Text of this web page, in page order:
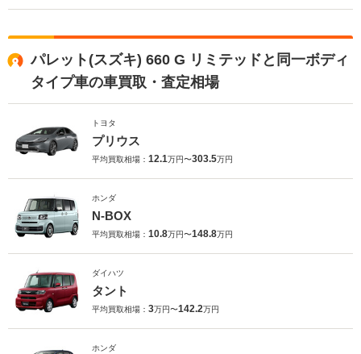
パレット(スズキ) 660 G リミテッドと同一ボディ
タイプ車の車買取・査定相場
トヨタ
プリウス
平均買取相場： 12.1万円〜303.5万円
ホンダ
N-BOX
平均買取相場： 10.8万円〜148.8万円
ダイハツ
タント
平均買取相場： 3万円〜142.2万円
ホンダ